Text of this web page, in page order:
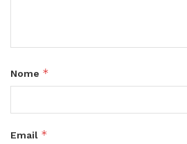
Nome *
Email *